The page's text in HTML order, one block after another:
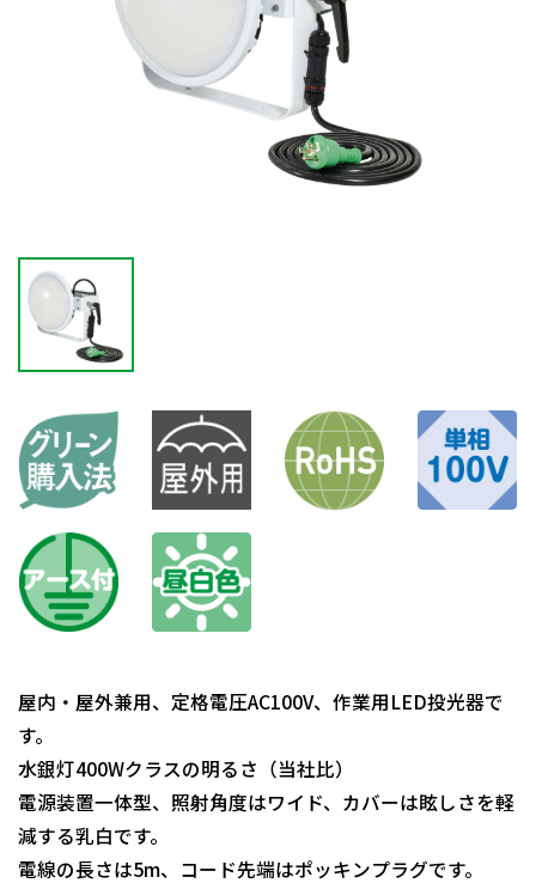
屋内・屋外兼用、定格電圧AC100V、作業用LED投光器で
す。
水銀灯400Wクラスの明るさ（当社比）
電源装置一体型、照射角度はワイド、カバーは眩しさを軽
減する乳白です。
電線の長さは5m、コード先端はポッキンプラグです。